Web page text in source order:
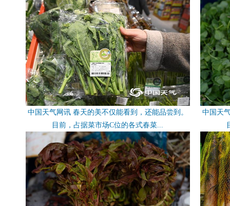
中国天气网讯 春天的美不仅能看到，还能品尝到。
目前，占据菜市场C位的各式春菜...
中国天